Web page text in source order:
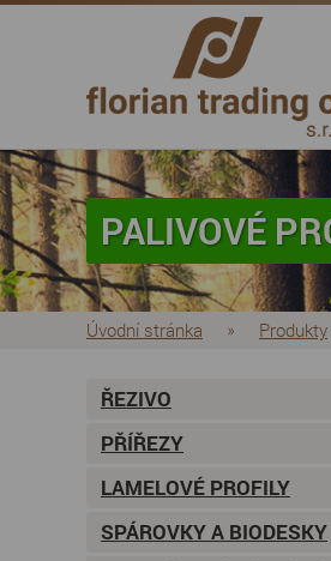
PALIVOVÉ
Úvodní stránka » Produkty
ŘEZIVO
PŘÍŘEZY
LAMELOVÉ PROFILY
SPÁROVKY A BIODESKY